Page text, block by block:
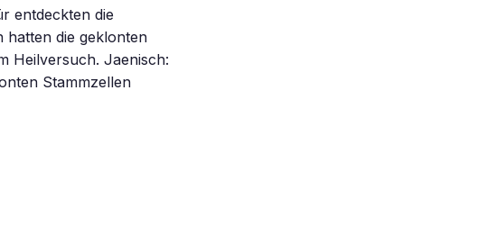
entdeckten die
hatten die geklonten
Heilversuch. Jaenisch:
Stammzellen